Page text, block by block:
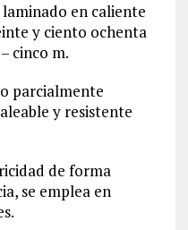
en caliente
y ciento ochenta
cinco m.
parcialmente
y resistente
de forma
se emplea en